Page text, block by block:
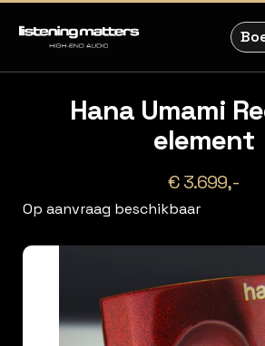
Hana Umami
element
€ 3.699,-
Op aanvraag beschikbaar